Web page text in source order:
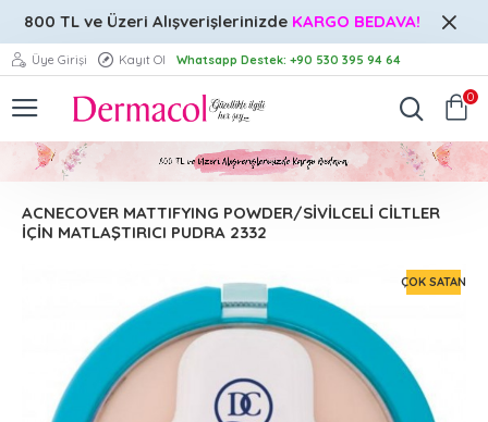
800 TL ve Üzeri Alışverişlerinizde KARGO BEDAVA!
Üye Girişi Kayıt Ol Whatsapp Destek: +90 530 395 94 64
0
ACNECOVER MATTIFYING POWDER/SİVİLCELİ CİLTLER
İÇİN MATLAŞTIRICI PUDRA 2332
ÇOK SATAN